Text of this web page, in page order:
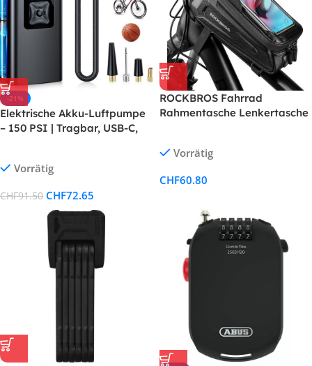
-21%
Elektrische Akku-Luftpumpe
– 150 PSI | Tragbar, USB-C,
& Bälle
Vorrätig
CHF91.50 CHF72.65
ROCKBROS Fahrrad
Rahmentasche Lenkertasche
mit TPU Sensitivem
Montainbikes, Rennrad,
Vorrätig
CHF60.80